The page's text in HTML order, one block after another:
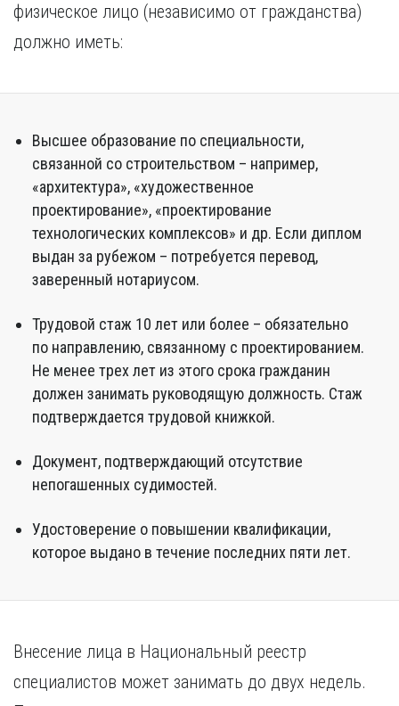
физическое лицо (независимо от гражданства)
должно иметь:
Высшее образование по специальности,
связанной со строительством – например,
«архитектура», «художественное
проектирование», «проектирование
технологических комплексов» и др. Если диплом
выдан за рубежом – потребуется перевод,
заверенный нотариусом.
Трудовой стаж 10 лет или более – обязательно
по направлению, связанному с проектированием.
Не менее трех лет из этого срока гражданин
должен занимать руководящую должность. Стаж
подтверждается трудовой книжкой.
Документ, подтверждающий отсутствие
непогашенных судимостей.
Удостоверение о повышении квалификации,
которое выдано в течение последних пяти лет.
Внесение лица в Национальный реестр
специалистов может занимать до двух недель.